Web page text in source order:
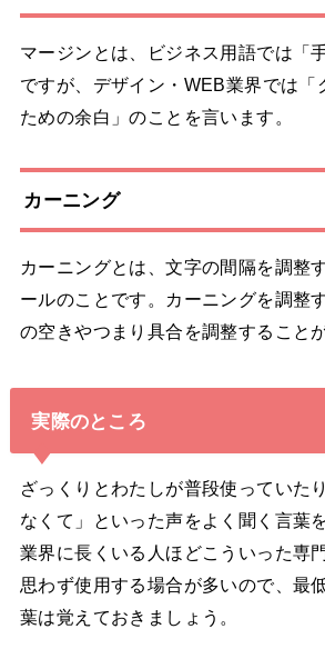
マージンとは、ビジネス用語では「
ですが、デザイン・WEB業界では「
ための余白」のことを言います。
カーニング
カーニングとは、文字の間隔を調整
ールのことです。カーニングを調整
の空きやつまり具合を調整すること
実際のところ
ざっくりとわたしが普段使っていた
なくて」といった声をよく聞く言葉
業界に長くいる人ほどこういった専
思わず使用する場合が多いので、最
葉は覚えておきましょう。